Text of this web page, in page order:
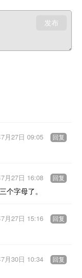
发布
月27日 09:05 回复
个字母了。
月27日 16:08 回复
月27日 15:16 回复
月30日 10:34 回复